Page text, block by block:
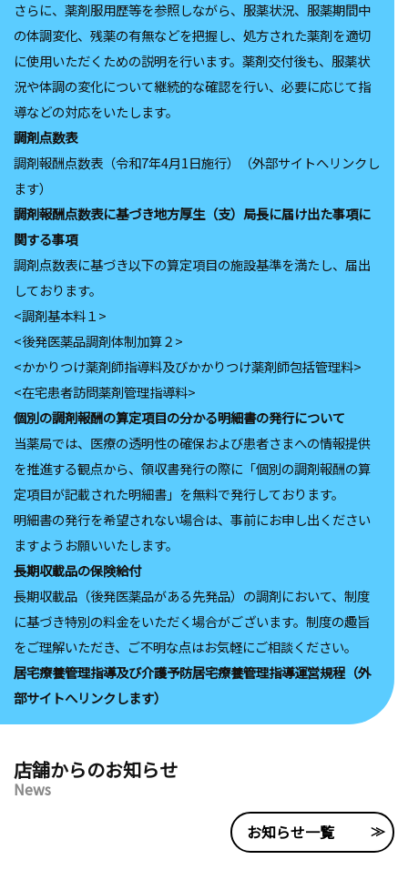
さらに、薬剤服用歴等を参照しながら、服薬状況、服薬期間中
の体調変化、残薬の有無などを把握し、処方された薬剤を適切
に使用いただくための説明を行います。薬剤交付後も、服薬状
況や体調の変化について継続的な確認を行い、必要に応じて指
導などの対応をいたします。
調剤点数表
調剤報酬点数表（令和7年4月1日施行）（外部サイトへリンクし
ます）
調剤報酬点数表に基づき地方厚生（支）局⻑に届け出た事項に
関する事項
調剤点数表に基づき以下の算定項目の施設基準を満たし、届出
しております。
<調剤基本料１>
<後発医薬品調剤体制加算２>
<かかりつけ薬剤師指導料及びかかりつけ薬剤師包括管理料>
<在宅患者訪問薬剤管理指導料>
個別の調剤報酬の算定項目の分かる明細書の発行について
当薬局では、医療の透明性の確保および患者さまへの情報提供
を推進する観点から、領収書発行の際に「個別の調剤報酬の算
定項目が記載された明細書」を無料で発行しております。
明細書の発行を希望されない場合は、事前にお申し出ください
ますようお願いいたします。
⻑期収載品の保険給付
⻑期収載品（後発医薬品がある先発品）の調剤において、制度
に基づき特別の料金をいただく場合がございます。制度の趣旨
をご理解いただき、ご不明な点はお気軽にご相談ください。
居宅療養管理指導及び介護予防居宅療養管理指導運営規程（外
部サイトへリンクします）
店舗からのお知らせ
News
お知らせ一覧